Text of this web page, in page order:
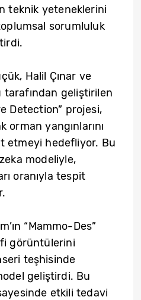
teknik yeteneklerini
sorumluluk
Halil Çınar ve
tarafından geliştirilen
Detection” projesi,
orman yangınlarını
etmeyi hedefliyor. Bu
modeliyle,
oranıyla tespit
“Mammo-Des”
görüntülerini
teşhisinde
geliştirdi. Bu
etkili tedavi